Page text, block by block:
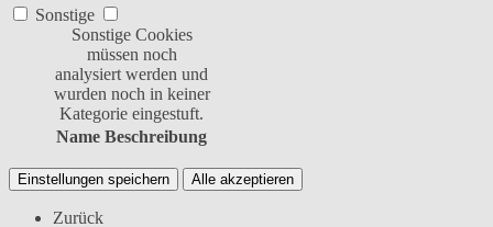
Sonstige
Sonstige Cookies
müssen noch
analysiert werden und
wurden noch in keiner
Kategorie eingestuft.
Name Beschreibung
Einstellungen speichern Alle akzeptieren
Zurück